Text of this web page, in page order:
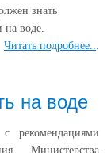
знать
на воде.
Читать подробнее...
на воде
рекомендациями
Министерства